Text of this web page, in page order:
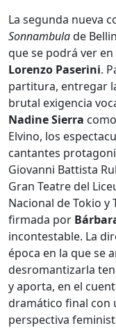
La segunda nueva
Sonnambulade
que se podrá ver
Lorenzo Paserini.
partitura, entregar
brutal exigencia
Nadine Sierra
Elvino, los
cantantes
Giovanni Battista
Gran Teatre del
Nacional de Tokio y
firmada por
incontestable. La
época en la que se
desromantizarla
y aporta, en el
dramático final con
perspectiva